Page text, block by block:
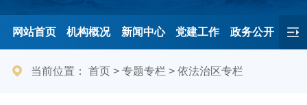
网站首页 机构概况 新闻中心 党建工作 政务公开
办事服务 民间友好 港澳事务 互动交流 专题专栏
当前位置： 首页> 专题专栏 > 依法治区专栏